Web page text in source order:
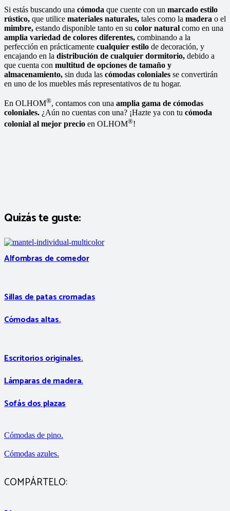
Si estás buscando una cómoda que cuente con un marcado estilo
rústico, que utilice materiales naturales, tales como la madera o el
mimbre, estando disponible tanto en su color natural como en una
amplia variedad de colores diferentes, combinando a la
perfección en prácticamente cualquier estilo de decoración, y
encajando en la distribución de cualquier dormitorio, debido a
que cuenta con multitud de opciones de tamaño y
almacenamiento, sin duda las cómodas coloniales se convertirán
en uno de los muebles más representativos de tu hogar.
En OLHOM®, contamos con una amplia gama de cómodas
coloniales. ¿Aún no cuentas con una? ¡Hazte ya con tu cómoda
colonial al mejor precio en OLHOM®!
Quizás te guste:
Alfombras de comedor
Sillas de patas cromadas
Cómodas altas.
Escritorios originales.
Lámparas de madera.
Sofás dos plazas
Cómodas de pino.
Cómodas azules.
COMPÁRTELO: